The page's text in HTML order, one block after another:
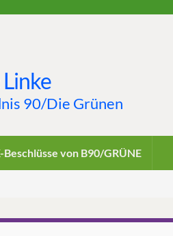
90/Die Grünen
Beschlüsse von B90/GRÜNE